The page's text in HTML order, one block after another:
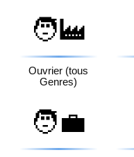
🧑‍🏭
Ouvrier (tous
Genres)
🧑‍💼